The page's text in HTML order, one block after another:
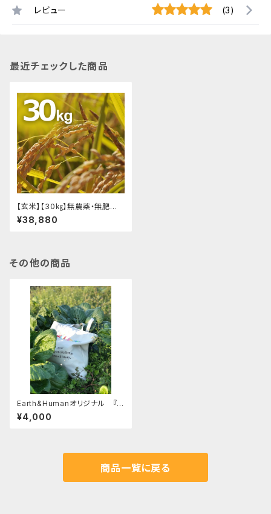
レビュー (3)
最近チェックした商品
【玄米】【30㎏】無農薬・無肥料
自然農法 Made on Earth『Ear
th&Human米』
¥38,880
その他の商品
Earth&Humanオリジナル 『Ｃ
Ｏ２を減らせるアースコンシャス
バッグ』
¥4,000
商品一覧に戻る